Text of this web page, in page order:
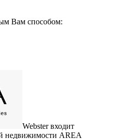
Вам способом:
Webster входит
недвижимости AREA